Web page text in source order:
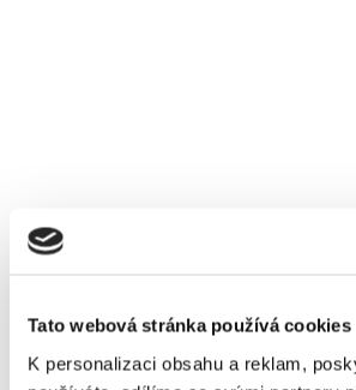
Tato webová stránka používá cookies
K personalizaci obsahu a reklam,